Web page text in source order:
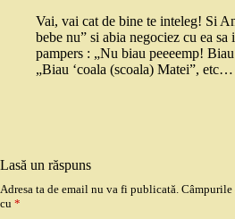
Vai, vai cat de bine te inteleg! Si
bebe nu” si abia negociez cu ea sa
pampers : „Nu biau peeeemp!
„Biau ‘coala (scoala) Matei”, etc…
Lasă un răspuns
Adresa ta de email nu va fi publicată.
cu *